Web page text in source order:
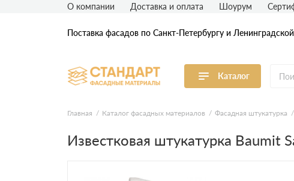
Поставка фасадов по Санкт-Петербургу и
Каталог
Виниловый сайдинг
Акриловый сайдинг
Фасадная штукатурка
О компании Доставка и оплата Шоурум
Главная Каталог фасадных материалов Фасадная штукатурка
Известковая штукатурка Baumit